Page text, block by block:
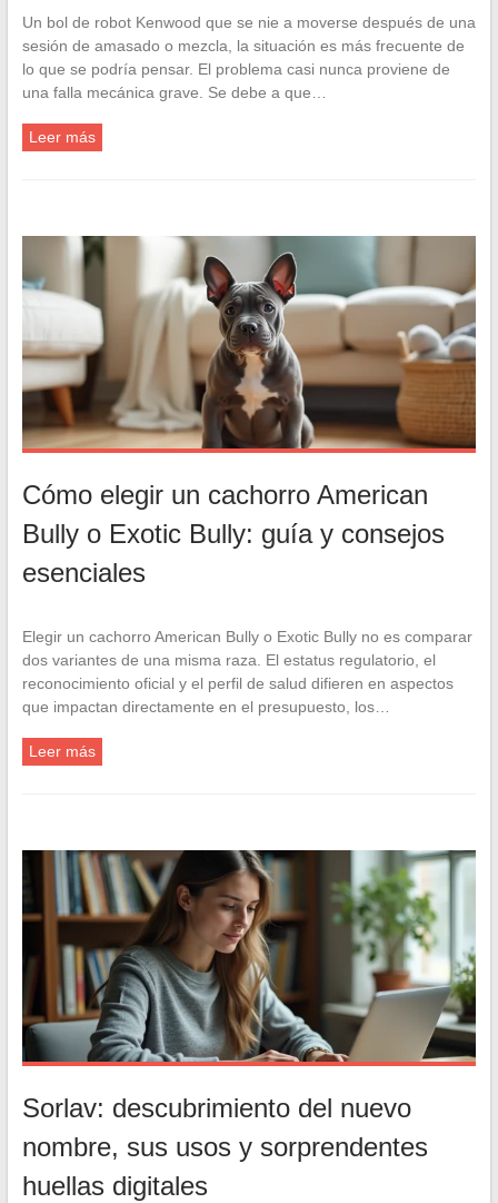
Un bol de robot Kenwood que se nie a moverse después de una
sesión de amasado o mezcla, la situación es más frecuente de
lo que se podría pensar. El problema casi nunca proviene de
una falla mecánica grave. Se debe a que…
Leer más
Cómo elegir un cachorro American
Bully o Exotic Bully: guía y consejos
esenciales
Elegir un cachorro American Bully o Exotic Bully no es comparar
dos variantes de una misma raza. El estatus regulatorio, el
reconocimiento oficial y el perfil de salud difieren en aspectos
que impactan directamente en el presupuesto, los…
Leer más
Sorlav: descubrimiento del nuevo
nombre, sus usos y sorprendentes
huellas digitales